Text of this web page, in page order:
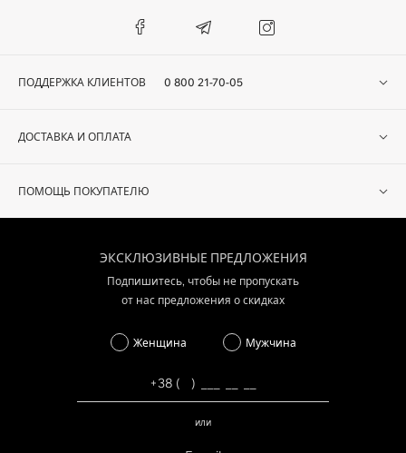
ПОДДЕРЖКА КЛИЕНТОВ 0 800 21-70-05
ДОСТАВКА И ОПЛАТА
ПОМОЩЬ ПОКУПАТЕЛЮ
ЭКСКЛЮЗИВНЫЕ ПРЕДЛОЖЕНИЯ
Подпишитесь, чтобы не пропускать
от нас предложения о скидках
Женщина Мужчина
или